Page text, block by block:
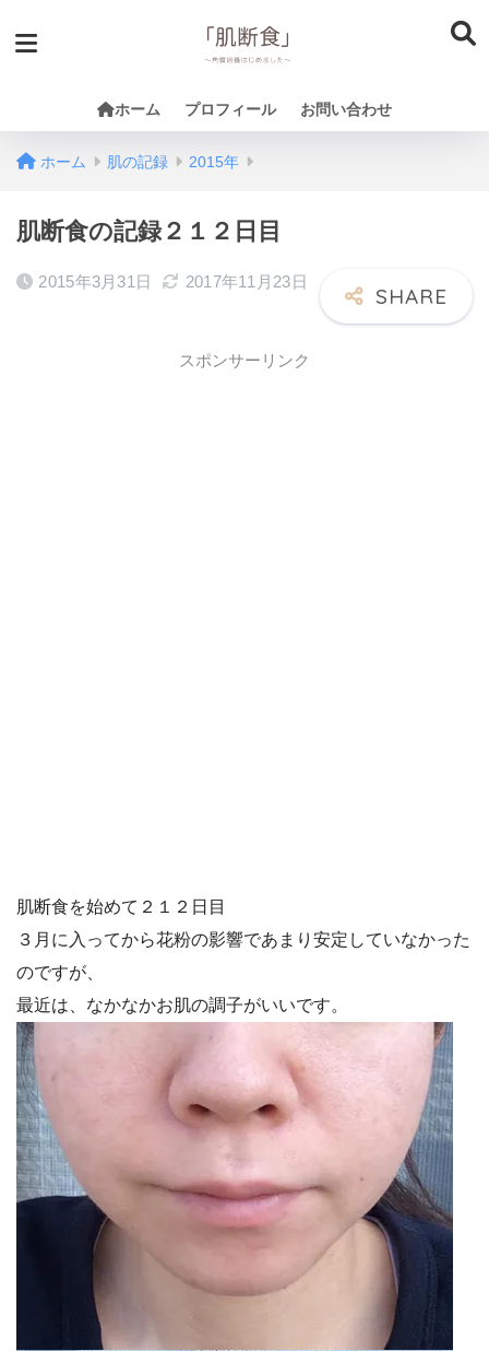
ホーム プロフィール お問い合わせ
ホーム 肌の記録 2015年
肌断食の記録２１２日目
2015年3月31日 2017年11月23日
スポンサーリンク
肌断食を始めて２１２日目
３月に入ってから花粉の影響であまり安定していなかった
のですが、
最近は、なかなかお肌の調子がいいです。